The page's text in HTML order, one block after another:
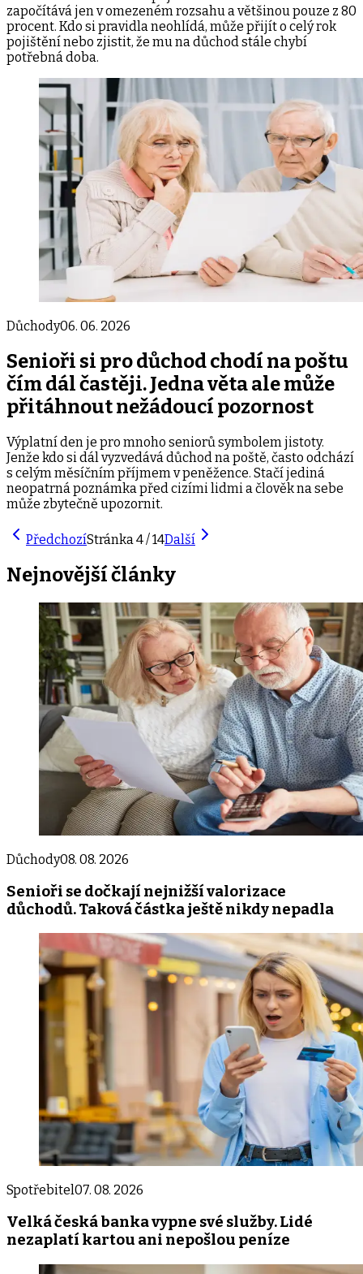
započítává jen v omezeném rozsahu a většinou pouze z 80
procent. Kdo si pravidla neohlídá, může přijít o celý rok
pojištění nebo zjistit, že mu na důchod stále chybí
potřebná doba.
Důchody06. 06. 2026
Senioři si pro důchod chodí na poštu
čím dál častěji. Jedna věta ale může
přitáhnout nežádoucí pozornost
Výplatní den je pro mnoho seniorů symbolem jistoty.
Jenže kdo si dál vyzvedává důchod na poště, často odchází
s celým měsíčním příjmem v peněžence. Stačí jediná
neopatrná poznámka před cizími lidmi a člověk na sebe
může zbytečně upozornit.
PředchozíStránka4/14Další
Nejnovějšíčlánky
Důchody08. 08. 2026
Senioři se dočkají nejnižší valorizace
důchodů. Taková částka ještě nikdy nepadla
Spotřebitel07. 08. 2026
Velká česká banka vypne své služby. Lidé
nezaplatí kartou ani nepošlou peníze